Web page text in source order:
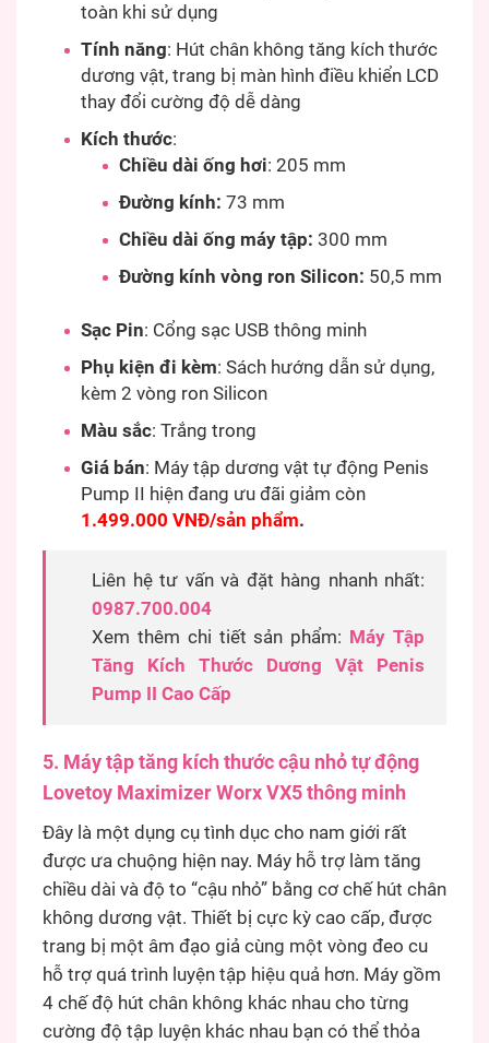
toàn khi sử dụng
Tính năng: Hút chân không tăng kích thước
dương vật, trang bị màn hình điều khiển LCD
thay đổi cường độ dễ dàng
Kích thước:
Chiều dài ống hơi: 205 mm
Đường kính: 73 mm
Chiều dài ống máy tập: 300 mm
Đường kính vòng ron Silicon: 50,5 mm
Sạc Pin: Cổng sạc USB thông minh
Phụ kiện đi kèm: Sách hướng dẫn sử dụng,
kèm 2 vòng ron Silicon
Màu sắc: Trắng trong
Giá bán: Máy tập dương vật tự động Penis
Pump II hiện đang ưu đãi giảm còn
1.499.000 VNĐ/sản phẩm.
Liên hệ tư vấn và đặt hàng nhanh nhất:
0987.700.004
Xem thêm chi tiết sản phẩm: Máy Tập
Tăng Kích Thước Dương Vật Penis
Pump II Cao Cấp
5. Máy tập tăng kích thước cậu nhỏ tự động
Lovetoy Maximizer Worx VX5 thông minh
Đây là một dụng cụ tình dục cho nam giới rất
được ưa chuộng hiện nay. Máy hỗ trợ làm tăng
chiều dài và độ to “cậu nhỏ” bằng cơ chế hút chân
không dương vật. Thiết bị cực kỳ cao cấp, được
trang bị một âm đạo giả cùng một vòng đeo cu
hỗ trợ quá trình luyện tập hiệu quả hơn. Máy gồm
4 chế độ hút chân không khác nhau cho từng
cường độ tập luyện khác nhau bạn có thể thỏa